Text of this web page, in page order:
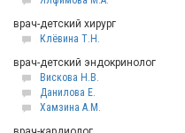
врач-детский хирург
Клёвина Т.Н.
врач-детский эндокринолог
Вискова Н.В.
Данилова Е.
Хамзина А.М.